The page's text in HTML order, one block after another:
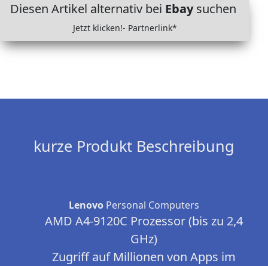
Diesen Artikel alternativ bei Ebaysuchen
Jetzt klicken!- Partnerlink*
kurze Produkt Beschreibung
Lenovo Personal Computers
AMD A4-9120C Prozessor (bis zu 2,4
GHz)
Zugriff auf Millionen von Apps im